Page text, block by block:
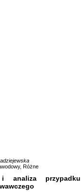
Różne
analiza przypadku